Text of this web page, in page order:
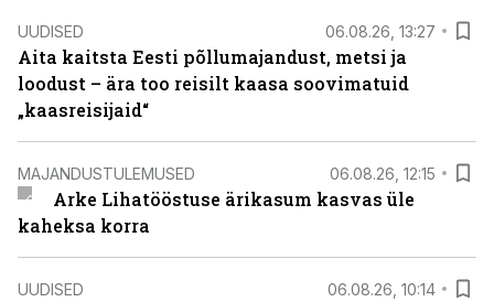
UUDISED 06.08.26, 13:27
Aita kaitsta Eesti põllumajandust, metsi ja
loodust – ära too reisilt kaasa soovimatuid
„kaasreisijaid“
MAJANDUSTULEMUSED 06.08.26, 12:15
Arke Lihatööstuse ärikasum kasvas üle
kaheksa korra
UUDISED 06.08.26, 10:14